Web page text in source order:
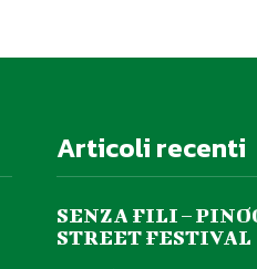
Articoli recenti
SENZA FILI –
STREET FESTIVAL